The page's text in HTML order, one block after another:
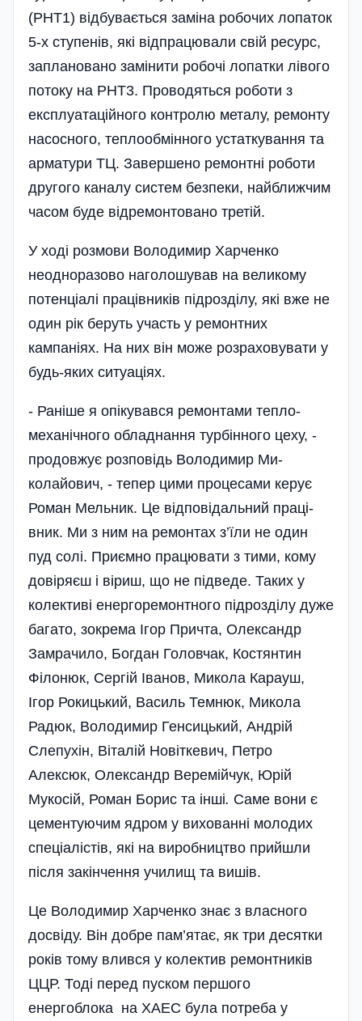
(РНТ1) відбувається заміна робочих лопаток
5-х ступенів, які відпрацювали свій ресурс,
заплановано замінити робочі лопатки лівого
потоку на РНТ3. Проводяться роботи з
експлуатаці­й­ного контролю металу, ремонту
насосного­, теплообмінного устаткування та
арматури ТЦ. Завершено ремонтні роботи
другого каналу систем безпеки, найближчим
часом буде відремонтовано третій.
У ході розмови Воло­димир Харченко
неодноразово наголошував на вели­кому
потенціалі працівників підрозділу, які вже не
один рік беруть участь у ремонтних
кампаніях. На них він може розраховувати у
будь-яких ситуаціях.
- Раніше я опікувався ремонтами теп­ло­
механічного обладнання турбінного це­ху, -
продовжує розпо­відь Володимир Ми­
колайович, - тепер цими процесами керує
Роман Мельник. Це відповідальний­ праці­
вник. Ми з ним на ремонтах з’їли не один
пуд солі. Приємно працювати з тими, кому
довіряєш і віриш, що не підведе. Таких у
колективі енергоремонтного під­розділу дуже
багато, зокрема Ігор Прич­та,­ Олександр
Замрачило, Богдан Головчак, Костянтин
Філонюк, Сергій Іванов, Микола Карауш,
Ігор Рокицький, Василь Темнюк, Микола
Радюк, Володимир Генсицький, Андрій
Слепухін, Віталій Новітке­вич, Петро
Алексюк, Олександр Веремійчук, Юрій
Мукосій, Роман Борис та інші. Саме вони є
цементуючим ядром у вихова­нні молодих
спеціалістів, які на виробницт­во прийшли
після закінчення училищ та вишів.
Це Володимир Харченко знає з власно­го
досвіду. Він добре пам’ятає, як три десят­ки
років тому влився у колектив ремонтни­ків
ЦЦР. Тоді перед пуском першого
енергоблока на ХАЕС була потреба у